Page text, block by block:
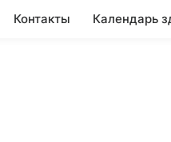
Контакты Календарь